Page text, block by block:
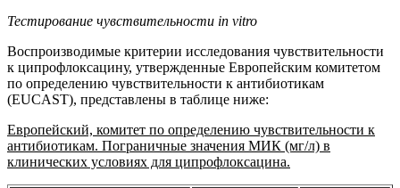
Тестирование чувствительности in vitro
Воспроизводимые критерии исследования чувствительности
к ципрофлоксацину, утвержденные Европейским комитетом
по определению чувствительности к антибиотикам
(EUCAST), представлены в таблице ниже:
Европейский, комитет по определению чувствительности к
антибиотикам. Пограничные значения МИК (мг/л) в
клинических условиях для ципрофлоксацина.